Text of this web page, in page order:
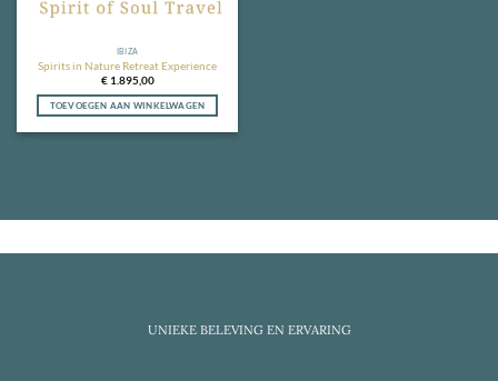
IBIZA
Spirits in Nature Retreat Experience
€1.895,00
TOEVOEGEN AAN WINKELWAGEN
UNIEKE BELEVING EN ERVARING